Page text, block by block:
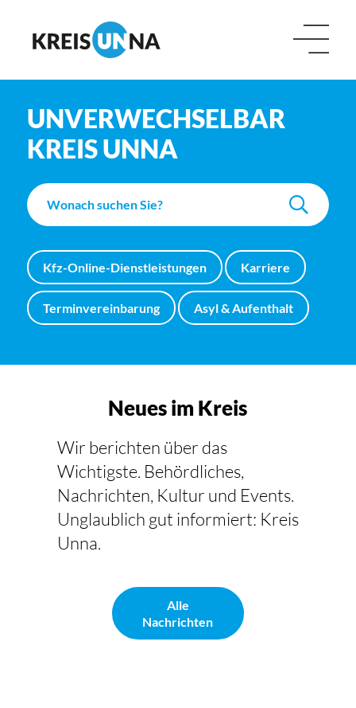
UNVERWECHSELBAR
KREIS UNNA
Kfz-Online-Dienstleistungen Karriere
Terminvereinbarung Asyl & Aufenthalt
Neues im Kreis
Wir berichten über das
Wichtigste. Behördliches,
Nachrichten, Kultur und Events.
Unglaublich gut informiert: Kreis
Unna.
Alle
Nachrichten